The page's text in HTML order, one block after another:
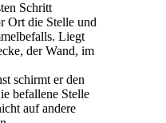
Schritt
Ort die Stelle und
Liegt
der Wand, im
schirmt er den
befallene Stelle
auf andere